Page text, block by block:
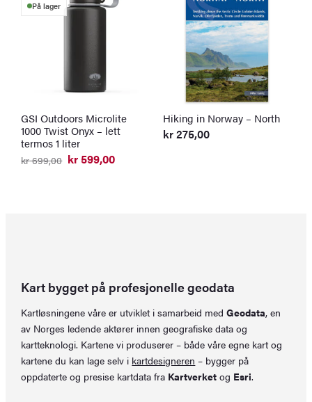
På lager
GSI Outdoors Microlite
1000 Twist Onyx – lett
termos 1 liter
kr699,00
Opprinnelig
kr599,00
Nåværende
Hiking in Norway – North
kr275,00
Kart bygget på profesjonelle geodata
Kartløsningene våre er utviklet i samarbeid medGeodata, en
av Norges ledende aktører innen geografiske data og
kartteknologi. Kartene vi produserer – både våre egne kart og
kartene du kan lage selv i kartdesigneren – bygger på
oppdaterte og presise kartdata fra Kartverket og Esri.